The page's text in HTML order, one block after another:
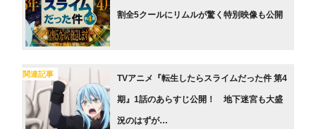
割全5クールにリムルが驚く特別映像も公開
関連記事 TVアニメ『転生したらスライムだった件 第4
期』1話のあらすじ公開！ 地下迷宮も大盛
況のはずが…